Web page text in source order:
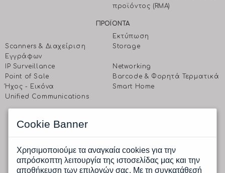
προϊόντος (RMA)
ΠΡΟΪΟΝΤΑ
Εκτύπωση
Scanners & Διαχείριση
Eγγράφων
Storage
IP Surveillance
Networking
Point of Sale
Barcode & Φορητά Τερματικά
Ήχος - Εικόνα
Smart Home
Unified Communications
Ραφαηλίδη 1 & Αγρινίου, 177 78 Ταύρος, Αθήνα
Δευτέρα έως Παρασκευή: 9.00 πμ -17.00 μμ
Tηλ.: (+30) 210 4805800
Fax.: (+30) 210 4805801
Cookie Banner
Χρησιμοποιούμε τα αναγκαία cookies για την
απρόσκοπτη λειτουργία της ιστοσελίδας μας και την
αποθήκευση των επιλογών σας. Με τη συγκατάθεσή